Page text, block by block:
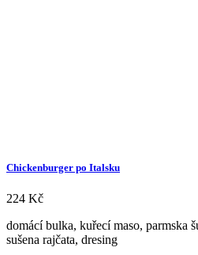
Chickenburger po Italsku
224 Kč
domácí bulka, kuřecí maso, parmska
sušena rajčata, dresing